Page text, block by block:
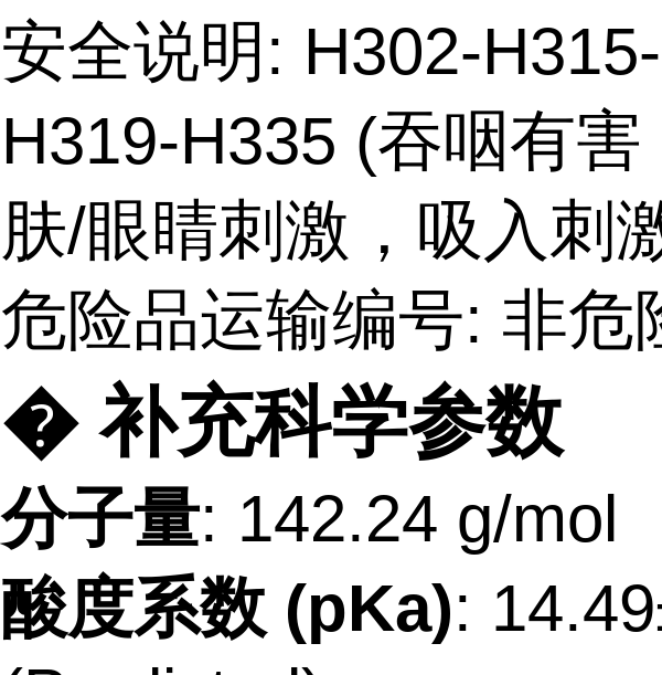
安全说明: H302-H315-
H319-H335 (吞咽有害
肤/眼睛刺激，吸入刺
危险品运输编号: 非危
� 补充科学参数
分子量: 142.24 g/mol
酸度系数 (pKa):